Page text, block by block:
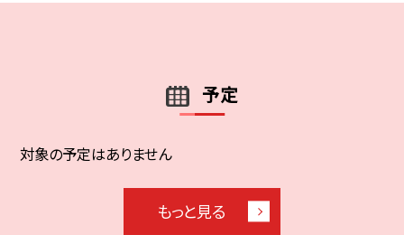
予定
対象の予定はありません
もっと見る